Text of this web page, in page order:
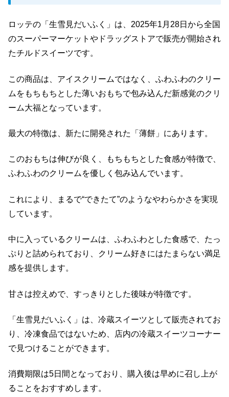
ロッテの「生雪見だいふく」は、2025年1月28日から全国
のスーパーマーケットやドラッグストアで販売が開始され
たチルドスイーツです。
この商品は、アイスクリームではなく、ふわふわのクリー
ムをもちもちとした薄いおもちで包み込んだ新感覚のクリ
ーム大福となっています。
最大の特徴は、新たに開発された「薄餅」にあります。
このおもちは伸びが良く、もちもちとした食感が特徴で、
ふわふわのクリームを優しく包み込んでいます。
これにより、まるで“できたて”のようなやわらかさを実現
しています。
中に入っているクリームは、ふわふわとした食感で、たっ
ぷりと詰められており、クリーム好きにはたまらない満足
感を提供します。
甘さは控えめで、すっきりとした後味が特徴です。
「生雪見だいふく」は、冷蔵スイーツとして販売されてお
り、冷凍食品ではないため、店内の冷蔵スイーツコーナー
で見つけることができます。
消費期限は5日間となっており、購入後は早めに召し上が
ることをおすすめします。